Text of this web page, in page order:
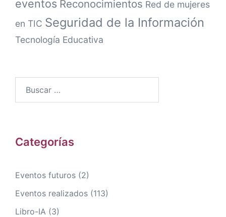
eventos Reconocimientos Red de mujeres
en TIC Seguridad de la Información
Tecnología Educativa
Categorías
Eventos futuros (2)
Eventos realizados (113)
Libro-IA (3)